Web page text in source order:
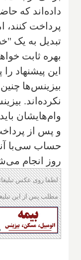
بهره ثابت
این پیشنهاد
بیزینس‌ها
نکرده‌اند.
وام‌هایشان
و پس از
حساب سی‌با
روز انجام
لطفا روی عکس
مطلب پس از این